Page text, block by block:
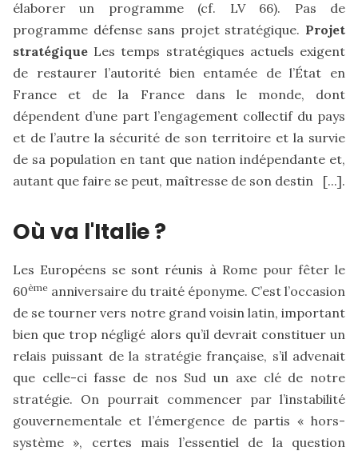
élaborer un programme (cf. LV 66). Pas de
programme défense sans projet stratégique. Projet
stratégique Les temps stratégiques actuels exigent
de restaurer l’autorité bien entamée de l’État en
France et de la France dans le monde, dont
dépendent d’une part l’engagement collectif du pays
et de l’autre la sécurité de son territoire et la survie
de sa population en tant que nation indépendante et,
autant que faire se peut, maîtresse de son destin [...].
Où va l'Italie ?
Les Européens se sont réunis à Rome pour fêter le
60ème anniversaire du traité éponyme. C’est l’occasion
de se tourner vers notre grand voisin latin, important
bien que trop négligé alors qu’il devrait constituer un
relais puissant de la stratégie française, s’il advenait
que celle-ci fasse de nos Sud un axe clé de notre
stratégie. On pourrait commencer par l’instabilité
gouvernementale et l’émergence de partis « hors-
système », certes mais l’essentiel de la question